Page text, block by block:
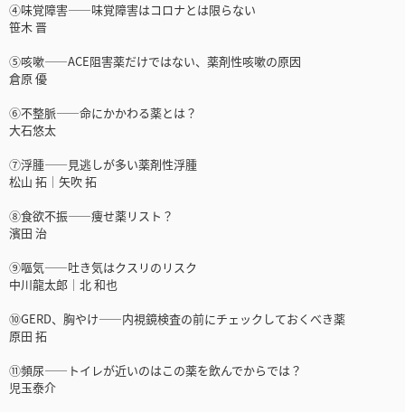
④味覚障害――味覚障害はコロナとは限らない
笹木 晋
⑤咳嗽――ACE阻害薬だけではない、薬剤性咳嗽の原因
倉原 優
⑥不整脈――命にかかわる薬とは？
大石悠太
⑦浮腫――見逃しが多い薬剤性浮腫
松山 拓│矢吹 拓
⑧食欲不振――痩せ薬リスト？
濱田 治
⑨嘔気――吐き気はクスリのリスク
中川龍太郎│北 和也
⑩GERD、胸やけ――内視鏡検査の前にチェックしておくべき薬
原田 拓
⑪頻尿――トイレが近いのはこの薬を飲んでからでは？
児玉泰介